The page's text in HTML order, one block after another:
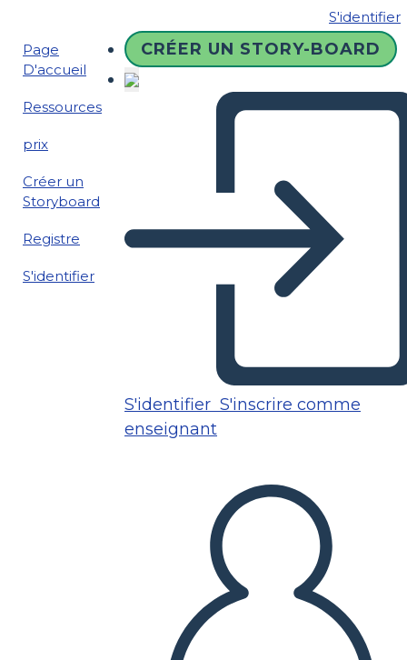
S'identifier
Page
D'accueil
Ressources
prix
Créer un
Storyboard
Registre
S'identifier
CRÉER UN STORY-BOARD
S'identifier S'inscrire comme
enseignant